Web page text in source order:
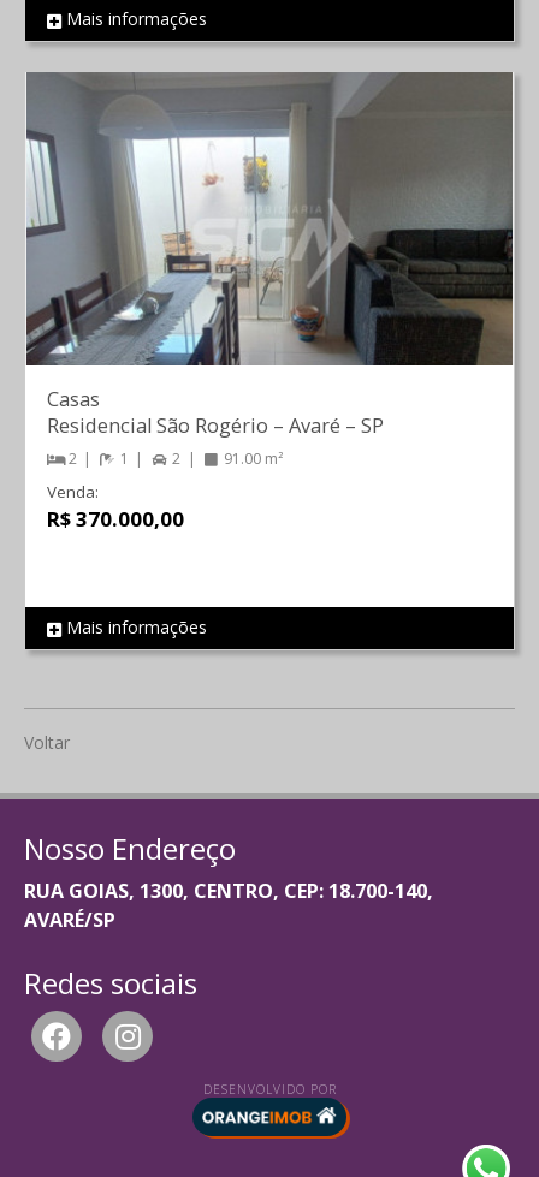
REF 272
Mais informações
REF 2081
Casas
Residencial São Rogério – Avaré – SP
2 1 2 91.00 m²
Venda:
R$ 370.000,00
Mais informações
Voltar
Nosso Endereço
RUA GOIAS, 1300, CENTRO, CEP: 18.700-140,
AVARÉ/SP
Redes sociais
DESENVOLVIDO POR